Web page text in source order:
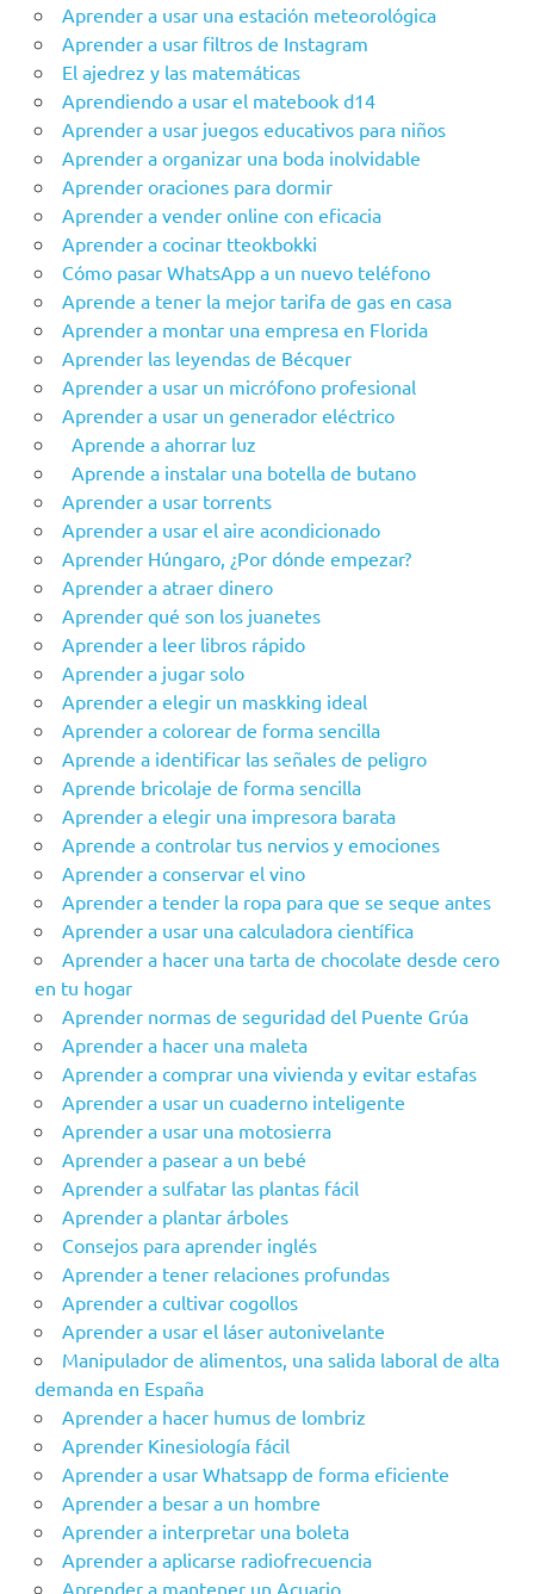
Aprender a usar una estación meteorológica
Aprender a usar filtros de Instagram
El ajedrez y las matemáticas
Aprendiendo a usar el matebook d14
Aprender a usar juegos educativos para niños
Aprender a organizar una boda inolvidable
Aprender oraciones para dormir
Aprender a vender online con eficacia
Aprender a cocinar tteokbokki
Cómo pasar WhatsApp a un nuevo teléfono
Aprende a tener la mejor tarifa de gas en casa
Aprender a montar una empresa en Florida
Aprender las leyendas de Bécquer
Aprender a usar un micrófono profesional
Aprender a usar un generador eléctrico
Aprende a ahorrar luz
Aprende a instalar una botella de butano
Aprender a usar torrents
Aprender a usar el aire acondicionado
Aprender Húngaro, ¿Por dónde empezar?
Aprender a atraer dinero
Aprender qué son los juanetes
Aprender a leer libros rápido
Aprender a jugar solo
Aprender a elegir un maskking ideal
Aprender a colorear de forma sencilla
Aprende a identificar las señales de peligro
Aprende bricolaje de forma sencilla
Aprender a elegir una impresora barata
Aprende a controlar tus nervios y emociones
Aprender a conservar el vino
Aprender a tender la ropa para que se seque antes
Aprender a usar una calculadora científica
Aprender a hacer una tarta de chocolate desde cero
en tu hogar
Aprender‌ ‌‌normas‌ ‌de‌ ‌seguridad‌ ‌del‌ ‌Puente‌ ‌Grúa‌ ‌
Aprender a hacer una maleta
Aprender a comprar una vivienda y evitar estafas
Aprender a usar un cuaderno inteligente
Aprender a usar una motosierra
Aprender a pasear a un bebé
Aprender a sulfatar las plantas fácil
Aprender a plantar árboles
Consejos para aprender inglés
Aprender a tener relaciones profundas
Aprender a cultivar cogollos
Aprender a usar el láser autonivelante
Manipulador de alimentos, una salida laboral de alta
demanda en España
Aprender a hacer humus de lombriz
Aprender Kinesiología fácil
Aprender a usar Whatsapp de forma eficiente
Aprender a besar a un hombre
Aprender a interpretar una boleta
Aprender a aplicarse radiofrecuencia
Aprender a mantener un Acuario